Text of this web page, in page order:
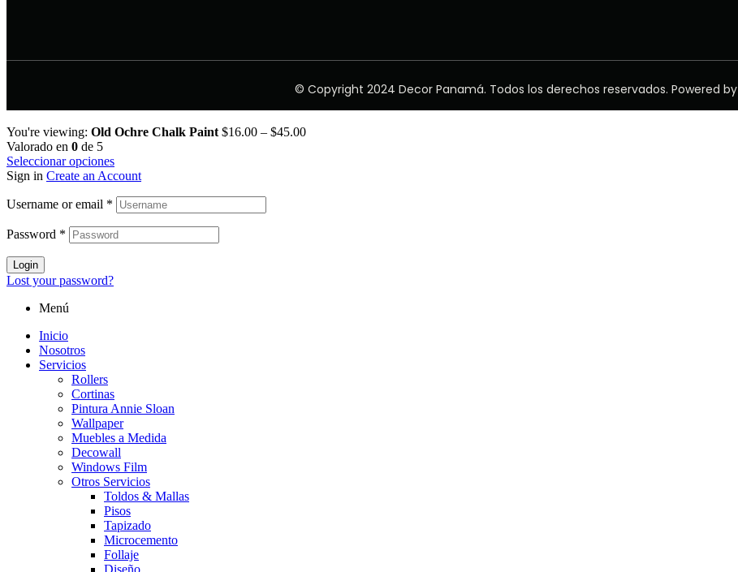
© Copyright 2024 Decor Panamá. Todos los derechos reservados. Powered by
You're viewing: Old Ochre Chalk Paint $16.00 – $45.00
Valorado en 0 de 5
Seleccionar opciones
Sign in Create an Account
Username or email *
Password *
Login
Lost your password?
Menú
Inicio
Nosotros
Servicios
Rollers
Cortinas
Pintura Annie Sloan
Wallpaper
Muebles a Medida
Decowall
Windows Film
Otros Servicios
Toldos & Mallas
Pisos
Tapizado
Microcemento
Follaje